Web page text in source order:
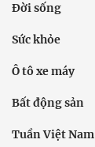
Đời sống
Sức khỏe
Ô tô xe máy
Bất động sản
Tuần Việt Nam